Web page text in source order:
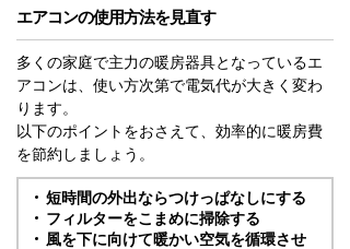
エアコンの使用方法を見直す
多くの家庭で主力の暖房器具となっているエ
アコンは、使い方次第で電気代が大きく変わ
ります。
以下のポイントをおさえて、効率的に暖房費
を節約しましょう。
短時間の外出ならつけっぱなしにする
フィルターをこまめに掃除する
風を下に向けて暖かい空気を循環させ